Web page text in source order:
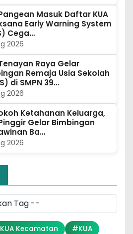
Masuk Daftar KUA
Early Warning System
Cega…
2026
Raya Gelar
Remaja Usia Sekolah
di SMPN 39…
2026
Ketahanan Keluarga,
Gelar Bimbingan
Ba…
2026
Kecamatan
#KUA